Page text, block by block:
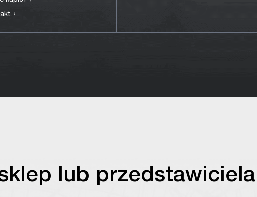
›
lub przedstawiciela